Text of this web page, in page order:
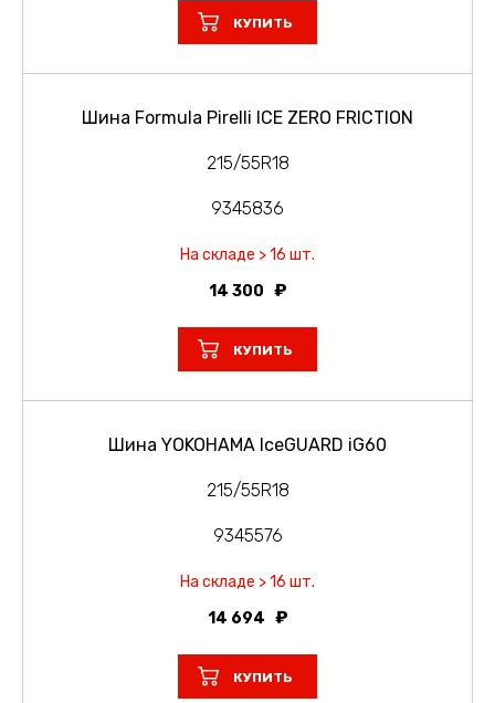
КУПИТЬ
Шина Formula Pirelli ICE ZERO FRICTION
215/55R18
9345836
На складе > 16 шт.
14 300
КУПИТЬ
Шина YOKOHAMA IceGUARD iG60
215/55R18
9345576
На складе > 16 шт.
14 694
КУПИТЬ